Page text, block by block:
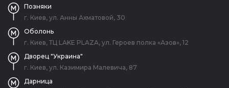
Позняки
г. Киев, ул. Анны Ахматовой, 30
Оболонь
г. Киев, ТЦ LAKE PLAZA, ул. Героев полка «Азов», 12
Дворец "Украина"
г. Киев, ул. Казимира Малевича, 87
Дарница